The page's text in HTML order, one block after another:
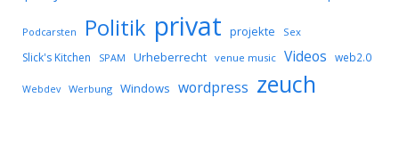
Podcarsten Politik privat projekte Sex
Slick's Kitchen SPAM Urheberrecht venue music Videos web2.0
Webdev Werbung Windows wordpress zeuch